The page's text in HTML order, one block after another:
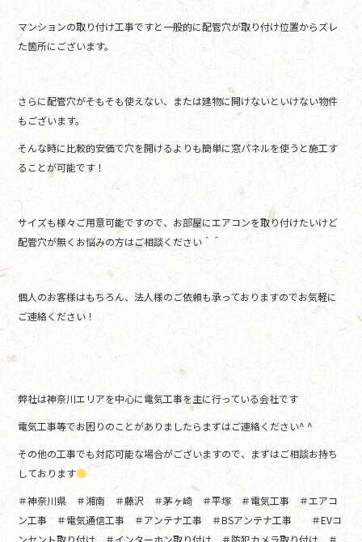
マンションの取り付け工事ですと一般的に配管穴が取り付け位置からズレ
た箇所にございます。
さらに配管穴がそもそも使えない、または建物に開けないといけない物件
もございます。
そんな時に比較的安価で穴を開けるよりも簡単に窓パネルを使うと施工す
ることが可能です！
サイズも様々ご用意可能ですので、お部屋にエアコンを取り付けたいけど
配管穴が無くお悩みの方はご相談ください＾＾
個人のお客様はもちろん、法人様のご依頼も承っておりますのでお気軽に
ご連絡ください！
弊社は神奈川エリアを中心に電気工事を主に行っている会社です
電気工事等でお困りのことがありましたらまずはご連絡ください^ ^
その他の工事でも対応可能な場合がございますので、まずはご相談お持ち
しております
＃神奈川県 ＃湘南 ＃藤沢 ＃茅ヶ崎 ＃平塚 ＃電気工事 ＃エアコ
ン工事 ＃電気通信工事 ＃アンテナ工事 ＃BSアンテナ工事 ＃EVコ
ンセント取り付け ＃インターホン取り付け ＃防犯カメラ取り付け ＃